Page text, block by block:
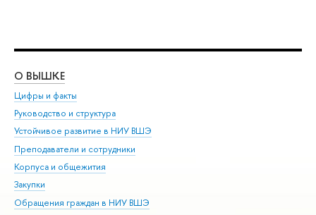
О ВЫШКЕ
Цифры и факты
Руководство и структура
Устойчивое развитие в НИУ ВШЭ
Преподаватели и сотрудники
Корпуса и общежития
Закупки
Обращения граждан в НИУ ВШЭ